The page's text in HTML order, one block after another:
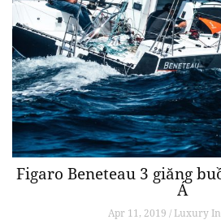
Figaro Beneteau 3 giăng
Á
Apr 11, 2019 / Luxury